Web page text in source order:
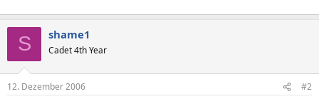
S shame1
Cadet 4th Year
12. Dezember 2006 #2